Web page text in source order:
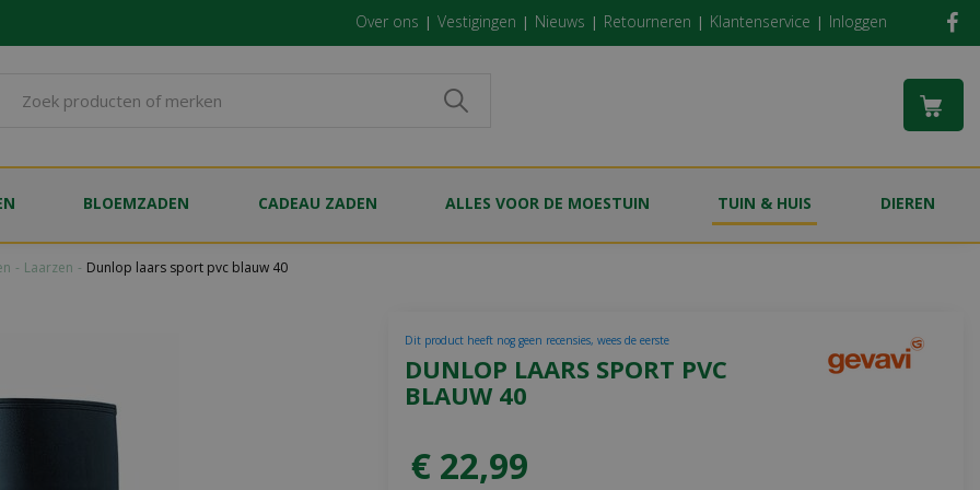
Laarzen Dunlop laars sport pvc blauw 40
Over ons Vestigingen Nieuws Retourneren Klantenservice Inloggen
BLOEMZADEN CADEAU ZADEN ALLES VOOR DE MOESTUIN TUIN & HUIS DIEREN
DUNLOP LAARS SPORT PVC
BLAUW 40
Dit product heeft nog geen recensies, wees de eerste
€ 22,99